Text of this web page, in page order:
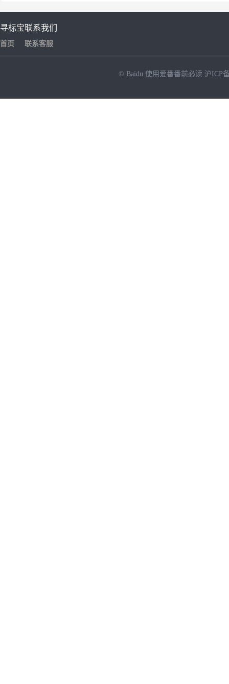
寻标宝
首页
联系我们
联系客服
© Baidu 使用爱番番前必读 沪ICP